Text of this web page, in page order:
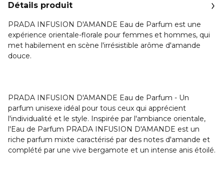
Détails produit
PRADA INFUSION D'AMANDE Eau de Parfum est une
expérience orientale-florale pour femmes et hommes, qui
met habilement en scène l'irrésistible arôme d'amande
douce.
PRADA INFUSION D'AMANDE Eau de Parfum - Un
parfum unisexe idéal pour tous ceux qui apprécient
l'individualité et le style. Inspirée par l'ambiance orientale,
l'Eau de Parfum PRADA INFUSION D'AMANDE est un
riche parfum mixte caractérisé par des notes d'amande et
complété par une vive bergamote et un intense anis étoilé.